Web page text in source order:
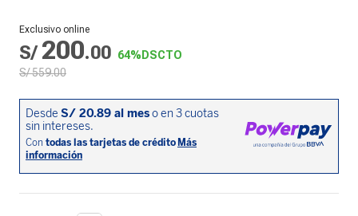
Exclusivo online
S/ 200.00 64% DSCTO
S/559.00